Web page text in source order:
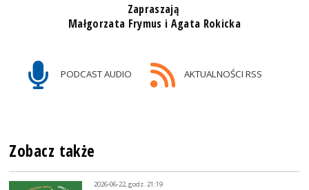
Zapraszają
Małgorzata Frymus i Agata Rokicka
PODCAST AUDIO AKTUALNOŚCI RSS
Zobacz także
2026-06-22, godz. 21:19